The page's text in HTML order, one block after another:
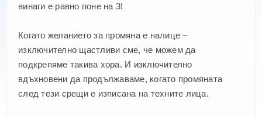
винаги е равно поне на 3!
Когато желанието за промяна е налице –
изключително щастливи сме, че можем да
подкрепяме такива хора. И изключително
вдъхновени да продължаваме, когато промяната
след тези срещи е изписана на техните лица.